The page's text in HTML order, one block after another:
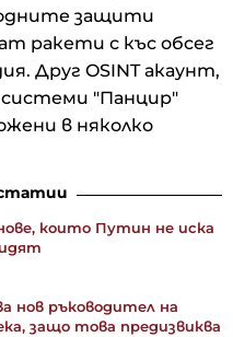
защити
ракети с къс обсег
Друг OSINT акаунт,
системи "Панцир"
в няколко
които Путин не иска
нов ръководител на
защо това предизвиква